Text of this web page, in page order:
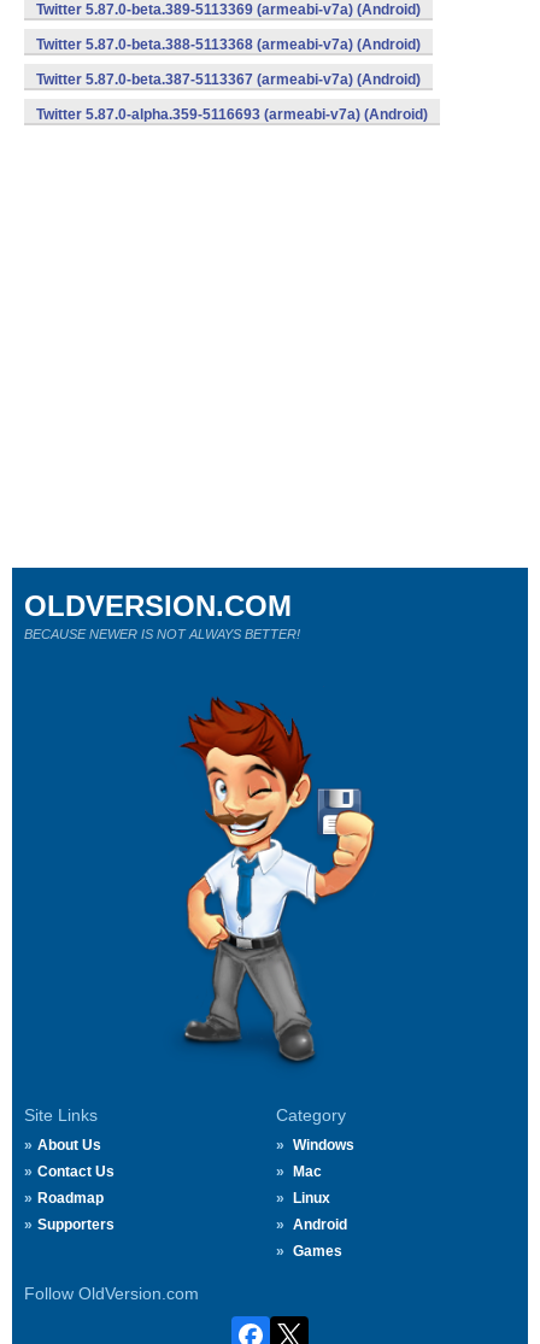
Twitter 5.87.0-beta.389-5113369 (armeabi-v7a) (Android)
Twitter 5.87.0-beta.388-5113368 (armeabi-v7a) (Android)
Twitter 5.87.0-beta.387-5113367 (armeabi-v7a) (Android)
Twitter 5.87.0-alpha.359-5116693 (armeabi-v7a) (Android)
Site Links
About Us
Contact Us
Roadmap
Supporters
Category
Windows
Mac
Linux
Android
Games
Follow OldVersion.com
OLDVERSION.COM
BECAUSE NEWER IS NOT ALWAYS BETTER!